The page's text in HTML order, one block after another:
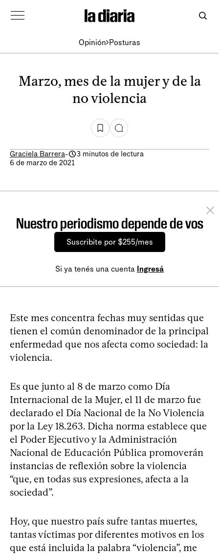
Opinión Posturas
Marzo, mes de la mujer y de la
no violencia
Graciela Barrera-
3 minutos de lectura
6 de marzo de 2021
Nuestro periodismo depende de vos
Suscribite por $255/mes
Si ya tenés una cuenta Ingresá
Este mes concentra fechas muy sentidas que
tienen el común denominador de la principal
enfermedad que nos afecta como sociedad: la
violencia.
Es que junto al 8 de marzo como Día
Internacional de la Mujer, el 11 de marzo fue
declarado el Día Nacional de la No Violencia
por la Ley 18.263. Dicha norma establece que
el Poder Ejecutivo y la Administración
Nacional de Educación Pública promoverán
instancias de reflexión sobre la violencia
“que, en todas sus expresiones, afecta a la
sociedad”.
Hoy, que nuestro país sufre tantas muertes,
tantas víctimas por diferentes motivos en los
que está incluida la palabra “violencia”, me